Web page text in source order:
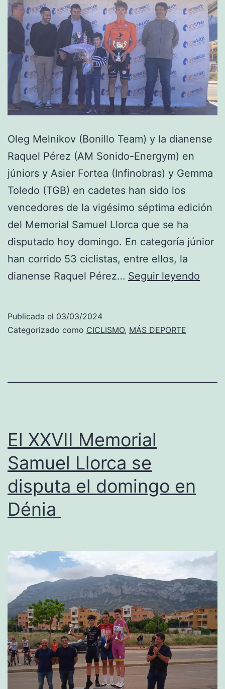
Oleg Melnikov (Bonillo Team) y la dianense
Raquel Pérez (AM Sonido-Energym) en
júniors y Asier Fortea (Infinobras) y Gemma
Toledo (TGB) en cadetes han sido los
vencedores de la vigésimo séptima edición
del Memorial Samuel Llorca que se ha
disputado hoy domingo. En categoría júnior
han corrido 53 ciclistas, entre ellos, la
dianense Raquel Pérez… Seguir leyendo
Publicada el 03/03/2024
Categorizado como CICLISMO, MÁS DEPORTE
El XXVII Memorial
Samuel Llorca se
disputa el domingo en
Dénia